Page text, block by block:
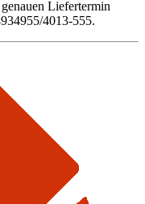
Liefertermin
4013-555.